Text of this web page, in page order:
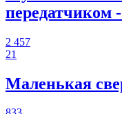
2 457
21
Маленькая